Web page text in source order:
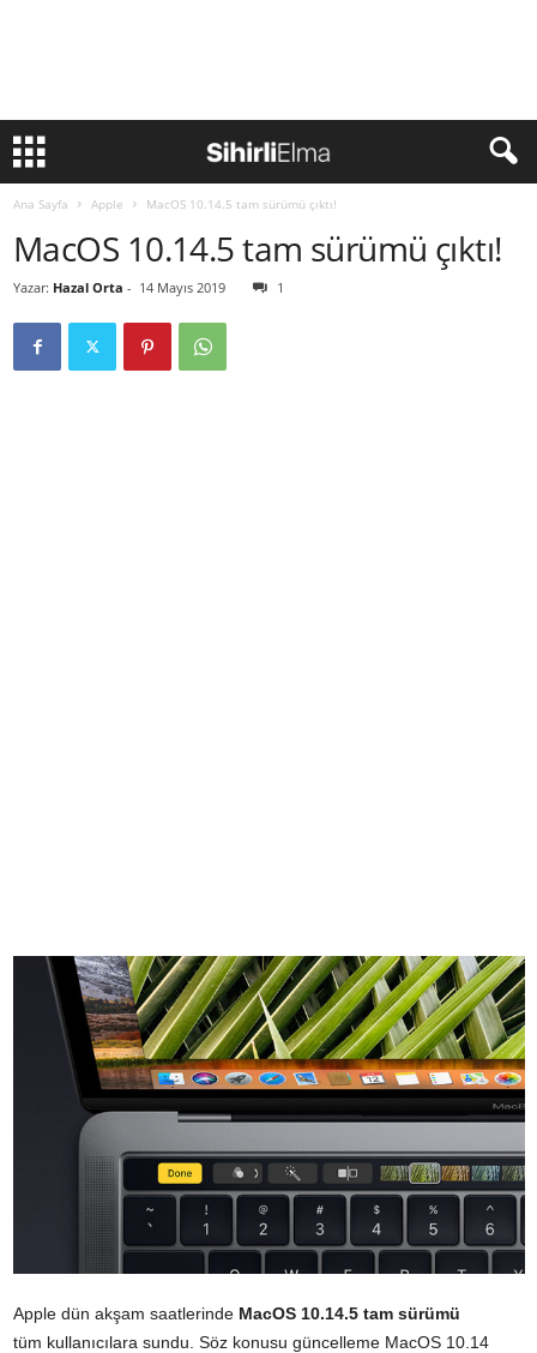
Ana Sayfa Apple MacOS 10.14.5 tam sürümü çıktı!
MacOS 10.14.5 tam sürümü çıktı!
Yazar: Hazal Orta - 14 Mayıs 2019 1
Apple dün akşam saatlerinde MacOS 10.14.5 tam sürümü
tüm kullanıcılara sundu. Söz konusu güncelleme MacOS 10.14